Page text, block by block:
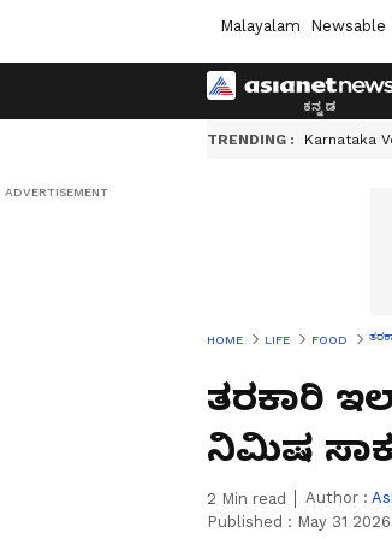
Malayalam Newsable
TRENDING : Karnataka
HOME LIFE FOOD
ತರಕಾರಿ
ನಿಮಿಷ
2 Min read Author :
Published : May 31